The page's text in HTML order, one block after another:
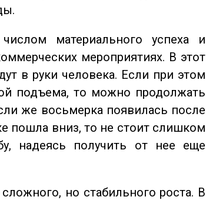
материального успеха и
мероприятиях. В этот
в руки человека. Если при этом
подъема, то можно продолжать
же восьмерка появилась после
пошла вниз, то не стоит слишком
надеясь получить от нее еще
но стабильного роста. В